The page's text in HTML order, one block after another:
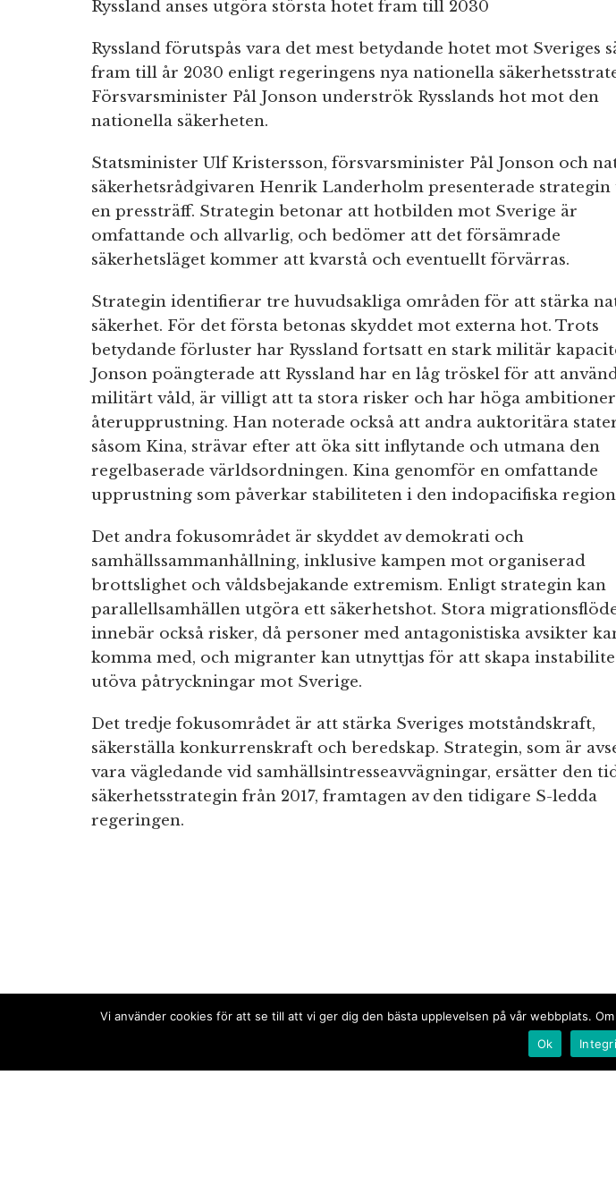
Ryssland anses utgöra största hotet fram till 2030
Ryssland förutspås vara det mest betydande hotet mot Sveriges
fram till år 2030 enligt regeringens nya nationella
Försvarsminister Pål Jonson underströk Rysslands hot mot den
nationella säkerheten.
Statsminister Ulf Kristersson, försvarsminister Pål Jonson och
säkerhetsrådgivaren Henrik Landerholm presenterade strategin
en pressträff. Strategin betonar att hotbilden mot Sverige är
omfattande och allvarlig, och bedömer att det försämrade
säkerhetsläget kommer att kvarstå och eventuellt förvärras.
Strategin identifierar tre huvudsakliga områden för att stärka
säkerhet. För det första betonas skyddet mot externa hot. Trots
betydande förluster har Ryssland fortsatt en stark militär
Jonson poängterade att Ryssland har en låg tröskel för att
militärt våld, är villigt att ta stora risker och har höga
återupprustning. Han noterade också att andra auktoritära
såsom Kina, strävar efter att öka sitt inflytande och utmana den
regelbaserade världsordningen. Kina genomför en omfattande
upprustning som påverkar stabiliteten i den indopacifiska
Det andra fokusområdet är skyddet av demokrati och
samhällssammanhållning, inklusive kampen mot organiserad
brottslighet och våldsbejakande extremism. Enligt strategin kan
parallellsamhällen utgöra ett säkerhetshot. Stora
innebär också risker, då personer med antagonistiska avsikter
komma med, och migranter kan utnyttjas för att skapa
utöva påtryckningar mot Sverige.
Det tredje fokusområdet är att stärka Sveriges motståndskraft,
säkerställa konkurrenskraft och beredskap. Strategin, som är
vara vägledande vid samhällsintresseavvägningar, ersätter den
säkerhetsstrategin från 2017, framtagen av den tidigare S-ledda
regeringen.
Vi använder cookies för att se till att vi ger dig den bästa upplevelsen på vår webbplats.
Ok